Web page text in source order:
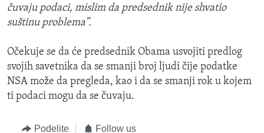
čuvaju podaci, mislim da predsednik nije shvatio
suštinu problema”.
Očekuje se da će predsednik Obama usvojiti predlog
svojih savetnika da se smanji broj ljudi čije podatke
NSA može da pregleda, kao i da se smanji rok u kojem
ti podaci mogu da se čuvaju.
Podelite Follow us